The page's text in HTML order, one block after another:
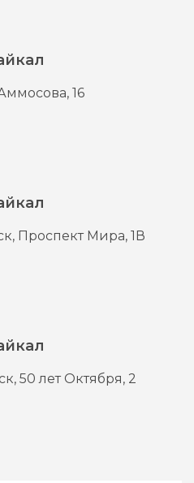
16
Проспект Мира, 1В
50 лет Октября, 2